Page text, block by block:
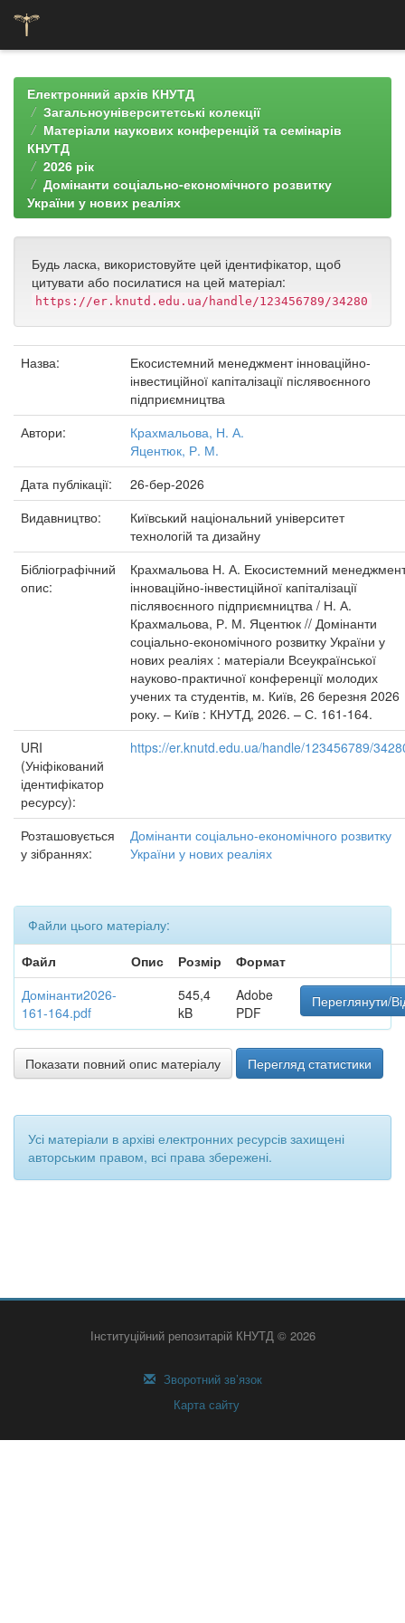
navigationЕлектронний архів КНУТД
Загальноуніверситетські колекції
Матеріали наукових конференцій та семінарів
КНУТД
2026 рік
Домінанти соціально-економічного розвитку
України у нових реаліях
Будь ласка, використовуйте цей ідентифікатор, щоб
цитувати або посилатися на цей матеріал:
https://er.knutd.edu.ua/handle/123456789/34280
Назва:
Екосистемний менеджмент інноваційно-
інвестиційної капіталізації післявоєнного
підприємництва
Автори:
Крахмальова, Н. А.
Яцентюк, Р. М.
Дата публікації:
26-бер-2026
Видавництво:
Київський національний університет
технологій та дизайну
Бібліографічний
опис:
Крахмальова Н. А. Екосистемний
інноваційно-інвестиційної капіталізації
післявоєнного підприємництва / Н. А.
Крахмальова, Р. М. Яцентюк // Домінанти
соціально-економічного розвитку України у
нових реаліях : матеріали Всеукраїнської
науково-практичної конференції молодих
учених та студентів, м. Київ, 26 березня 2026
року. – Київ : КНУТД, 2026. – С. 161-164.
URI
(Уніфікований
ідентифікатор
ресурсу):
https://er.knutd.edu.ua/handle/123456789/
Розташовується
у зібраннях:
Домінанти соціально-економічного розвитку
України у нових реаліях
Файли цього матеріалу:
Файл
Опис Розмір
Формат
Домінанти2026-
161-164.pdf
545,4
kB
Adobe
PDF
Переглянути/
Показати повний опис матеріалу Перегляд статистики
Усі матеріали в архіві електронних ресурсів захищені
авторським правом, всі права збережені.
Інституційний репозитарій КНУТД © 2026
Зворотний зв’язок
Карта сайту